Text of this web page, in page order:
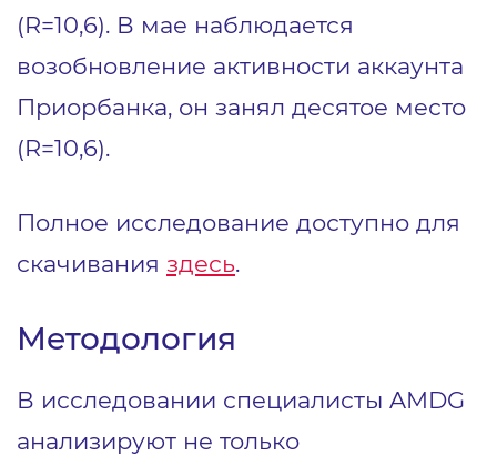
(R=10,6). В мае наблюдается
возобновление активности аккаунта
Приорбанка, он занял десятое место
(R=10,6).
Полное исследование доступно для
скачивания здесь.
Методология
В исследовании специалисты AMDG
анализируют не только